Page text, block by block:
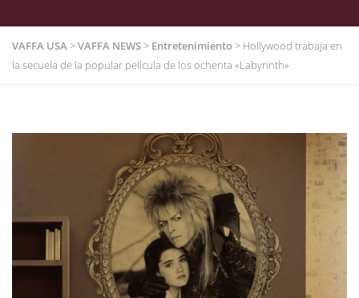
VAFFA USA>VAFFA NEWS> Entretenimiento> Hollywood trabaja en
la secuela de la popular película de los ochenta «Labyrinth»